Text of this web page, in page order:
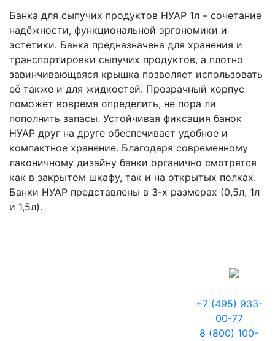
Банка для сыпучих продуктов НУАР 1л – сочетание
надёжности, функциональной эргономики и
эстетики. Банка предназначена для хранения и
транспортировки сыпучих продуктов, а плотно
завинчивающаяся крышка позволяет использовать
её также и для жидкостей. Прозрачный корпус
поможет вовремя определить, не пора ли
пополнить запасы. Устойчивая фиксация банок
НУАР друг на друге обеспечивает удобное и
компактное хранение. Благодаря современному
лаконичному дизайну банки органично смотрятся
как в закрытом шкафу, так и на открытых полках.
Банки НУАР представлены в 3-х размерах (0,5л, 1л
и 1,5л).
+7 (495) 933-
00-77
8 (800) 100-